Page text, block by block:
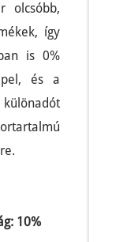
olcsóbb,
így
is 0%
és a
10%